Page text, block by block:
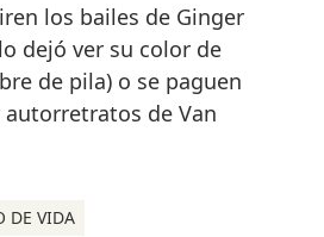
los bailes de Ginger
dejó ver su color de
de pila) o se paguen
de Van
DE VIDA